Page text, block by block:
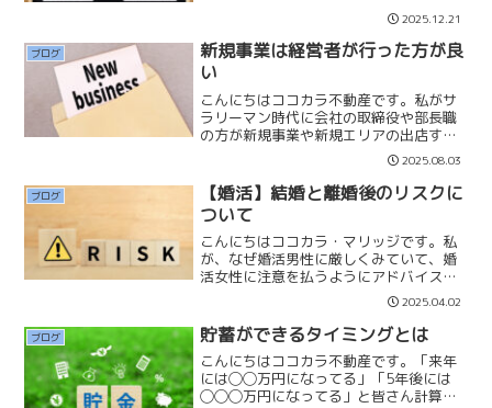
くると大体間違った判断をしてしまいま
す。視野が狭くなり、周りの言葉が入っ
てこなくなり、アドバイス...
2025.12.21
ブログ
新規事業は経営者が行った方が良
い
こんにちはココカラ不動産です。私がサ
ラリーマン時代に会社の取締役や部長職
の方が新規事業や新規エリアの出店する
のを遠目にみていましたが、ほとんどと
いっていいほど上手くいっていませんで
した。無理な計画であったり、見通しの
甘さ、部下への丸投げなど...
2025.08.03
ブログ
【婚活】結婚と離婚後のリスクに
ついて
こんにちはココカラ・マリッジです。私
が、なぜ婚活男性に厳しくみていて、婚
活女性に注意を払うようにアドバイスし
ているのかには理由があります。それは
「結婚と離婚後のリスクは女性の方が圧
倒的に大きいからです」男性は女性より
「力」があります。経済力...
2025.04.02
ブログ 貯蓄ができるタイミングとは
こんにちはココカラ不動産です。「来年
には◯◯万円になってる」「5年後には
◯◯◯万円になってる」と皆さん計算さ